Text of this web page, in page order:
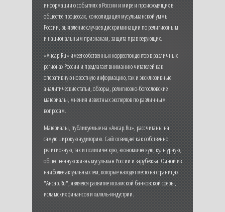
информации о событиях в России и мире и происходящих в
обществе процессах, консолидация мусульманской уммы
России, выявление случаев дискриминации по религиозным
и национальным признакам, защита прав верующих.
«Ансар.Ru» имеет собственных корреспондентов в различных
регионах России и предлагает вниманию читателей как
оперативную новостную информацию, так и эксклюзивные
аналитические статьи, обзоры, религиозно-богословские
материалы, мнения известных экспертов по различным
вопросам.
Материалы, публикуемые на «Ансар.Ru», рассчитаны на
самую широкую аудиторию. Сайт освещает как собственно
религиозную, так и политическую, экономическую, культурную,
общественную жизнь мусульман России и зарубежья. Одной из
наиболее актуальных тем, которые находят место на страницах
"Ансар.Ru", является развитие исламской банковской сферы,
исламских финансов и халяль-индустрии.